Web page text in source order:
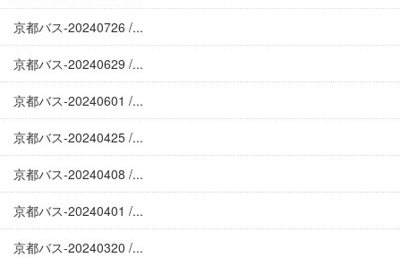
京都バス-20240726 /...
京都バス-20240629 /...
京都バス-20240601 /...
京都バス-20240425 /...
京都バス-20240408 /...
京都バス-20240401 /...
京都バス-20240320 /...